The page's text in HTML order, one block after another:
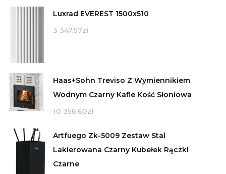
Luxrad EVEREST 1500x510
3 347,57zł
Haas+Sohn Treviso Z Wymiennikiem
Wodnym Czarny Kafle Kość Słoniowa
10 356,60zł
Artfuego Zk-5009 Zestaw Stal
Lakierowana Czarny Kubełek Rączki
Czarne